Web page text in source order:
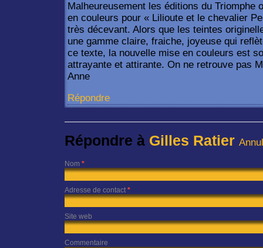
Malheureusement les éditions du Triomphe
en couleurs pour « Lilioute et le chevalier
très décevant. Alors que les teintes
une gamme claire, fraiche, joyeuse qui
ce texte, la nouvelle mise en couleurs est
attrayante et attirante. On ne retrouve pas
Anne
Répondre
Répondre à Gilles Ratier
Nom *
Adresse de contact *
Site web
Commentaire